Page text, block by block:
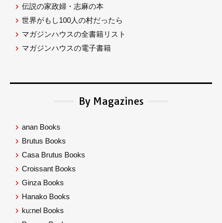
伝説の家政婦・志麻の本
世界がもし100人の村だったら
マガジンハウスの全書籍リスト
マガジンハウスの電子書籍
By Magazines
anan Books
Brutus Books
Casa Brutus Books
Croissant Books
Ginza Books
Hanako Books
ku:nel Books